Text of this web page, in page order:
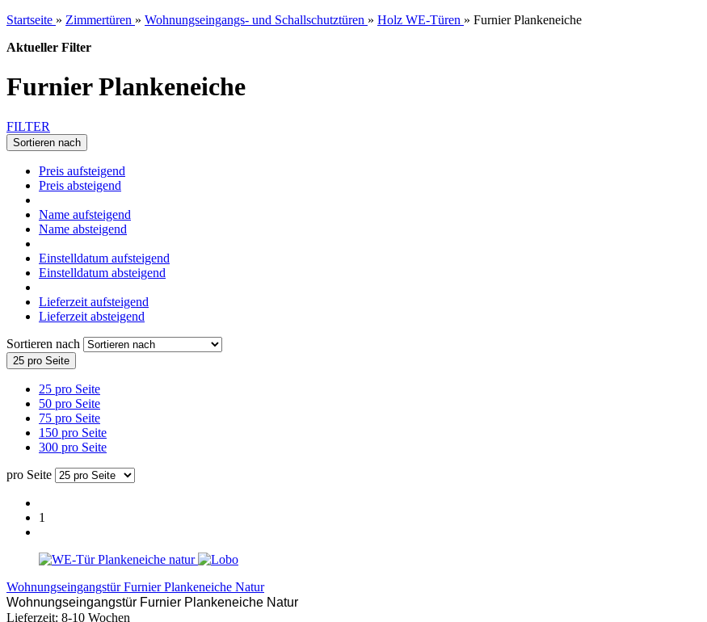
Startseite » Zimmertüren » Wohnungseingangs- und Schallschutztüren » Holz WE-Türen » Furnier Plankeneiche
Aktueller Filter
Furnier Plankeneiche
FILTER
Sortieren nach
Preis aufsteigend
Preis absteigend
Name aufsteigend
Name absteigend
Einstelldatum aufsteigend
Einstelldatum absteigend
Lieferzeit aufsteigend
Lieferzeit absteigend
Sortieren nach
25 pro Seite
25 pro Seite
50 pro Seite
75 pro Seite
150 pro Seite
300 pro Seite
pro Seite
1
Wohnungseingangstür Furnier Plankeneiche Natur
Wohnungseingangstür Furnier Plankeneiche Natur
Lieferzeit: 8-10 Wochen